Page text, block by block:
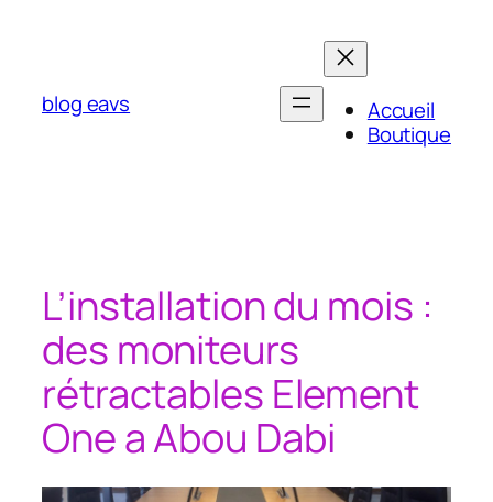
blog eavs
Accueil
Boutique
L’installation du mois :
des moniteurs
rétractables Element
One a Abou Dabi